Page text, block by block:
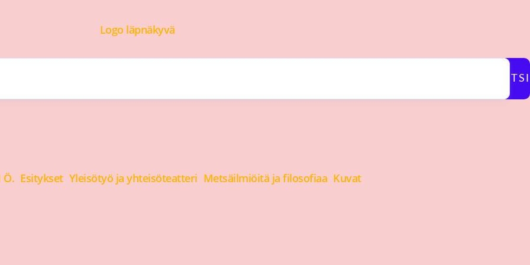
ETSI
Ö. Esitykset Yleisötyö ja yhteisöteatteri Metsäilmiöitä ja filosofiaa Kuvat